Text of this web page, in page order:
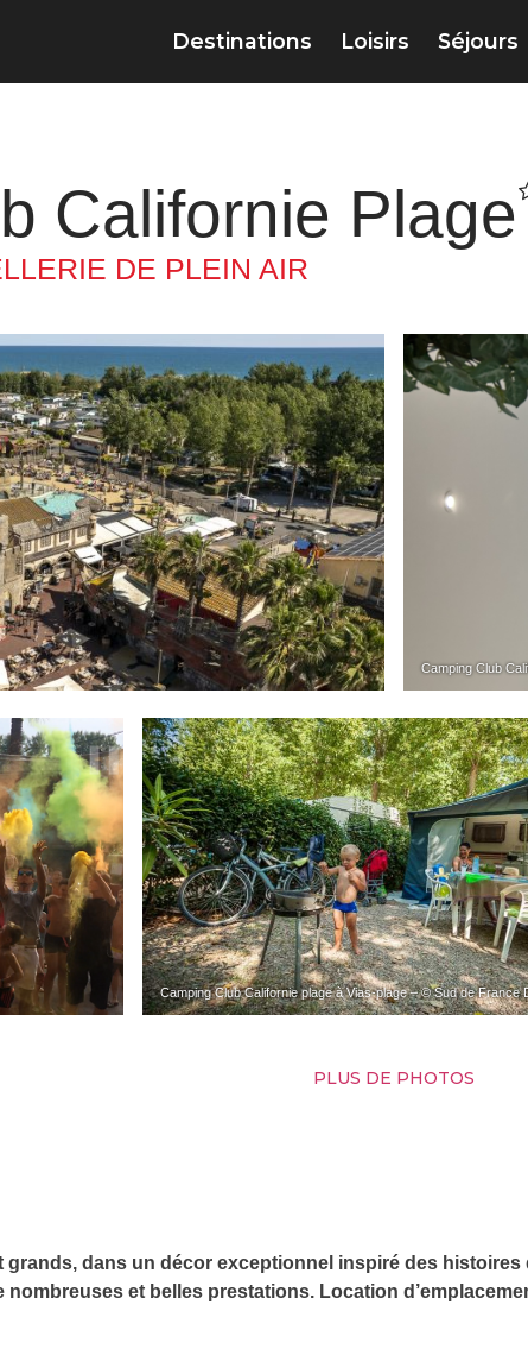
Destinations Loisirs Séjours
Californie Plage
DE PLEIN AIR
Camping Club
Camping Club Californie plage à Vias-plage – © Sud de France
PLUS DE PHOTOS
dans un décor exceptionnel inspiré des histoires
et belles prestations. Location